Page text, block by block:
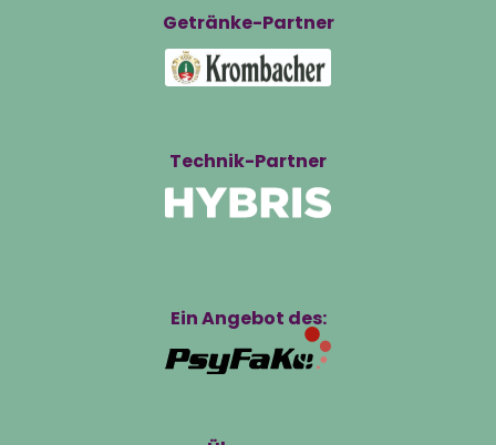
Getränke-Partner
Technik-Partner
Ein Angebot des: